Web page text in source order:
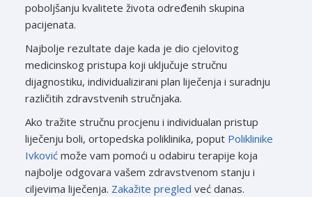
poboljšanju kvalitete života određenih skupina
pacijenata.
Najbolje rezultate daje kada je dio cjelovitog
medicinskog pristupa koji uključuje stručnu
dijagnostiku, individualizirani plan liječenja i suradnju
različitih zdravstvenih stručnjaka.
Ako tražite stručnu procjenu i individualan pristup
liječenju boli, ortopedska poliklinika, poput Poliklinike
Ivkovićmože vam pomoći u odabiru terapije koja
najbolje odgovara vašem zdravstvenom stanju i
ciljevima liječenja. Zakažite pregled već danas.